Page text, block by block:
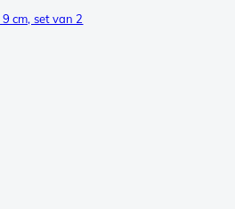
cm, set van 2